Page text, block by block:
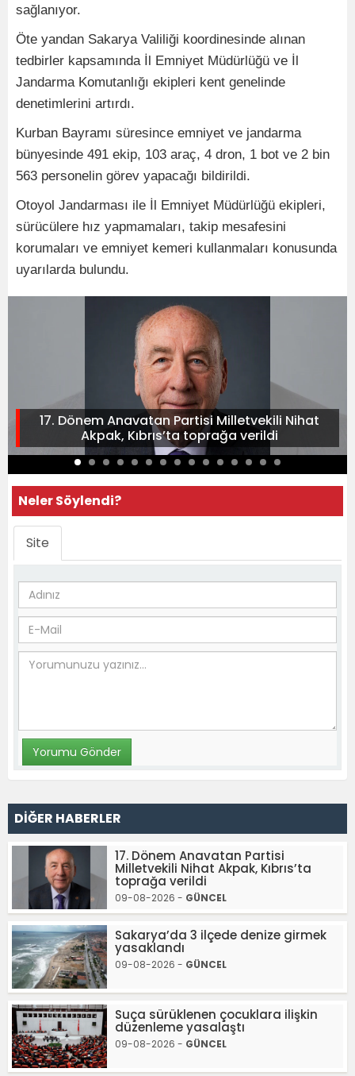
sağlanıyor.
Öte yandan Sakarya Valiliği koordinesinde alınan
tedbirler kapsamında İl Emniyet Müdürlüğü ve İl
Jandarma Komutanlığı ekipleri kent genelinde
denetimlerini artırdı.
Kurban Bayramı süresince emniyet ve jandarma
bünyesinde 491 ekip, 103 araç, 4 dron, 1 bot ve 2 bin
563 personelin görev yapacağı bildirildi.
Otoyol Jandarması ile İl Emniyet Müdürlüğü ekipleri,
sürücülere hız yapmamaları, takip mesafesini
korumaları ve emniyet kemeri kullanmaları konusunda
uyarılarda bulundu.
17. Dönem Anavatan Partisi Milletvekili Nihat
Akpak, Kıbrıs’ta toprağa verildi
Neler Söylendi?
Site
DİĞER HABERLER
17. Dönem Anavatan Partisi
Milletvekili Nihat Akpak, Kıbrıs’ta
toprağa verildi
09-08-2026 - GÜNCEL
Sakarya’da 3 ilçede denize girmek
yasaklandı
09-08-2026 - GÜNCEL
Suça sürüklenen çocuklara ilişkin
düzenleme yasalaştı
09-08-2026 - GÜNCEL